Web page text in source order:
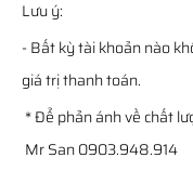
Lưu ý:
- Bất kỳ tài khoản nào
giá trị thanh toán.
* Để phản ánh về chất
Mr San 0903.948.914